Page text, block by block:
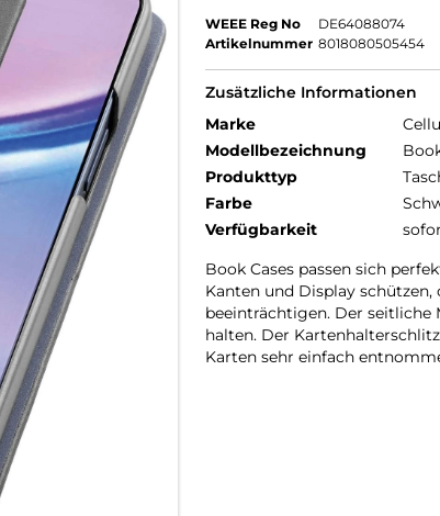
WEEE Reg No
DE64088074
Artikelnummer 8018080505454
Zusätzliche Informationen
Marke
Modellbezeichnung
Produkttyp
Farbe
Verfügbarkeit
Book Cases passen sich
Kanten und Display
beeinträchtigen. Der seitliche
halten. Der
Karten sehr einfach